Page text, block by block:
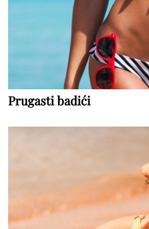
Prugasti badići